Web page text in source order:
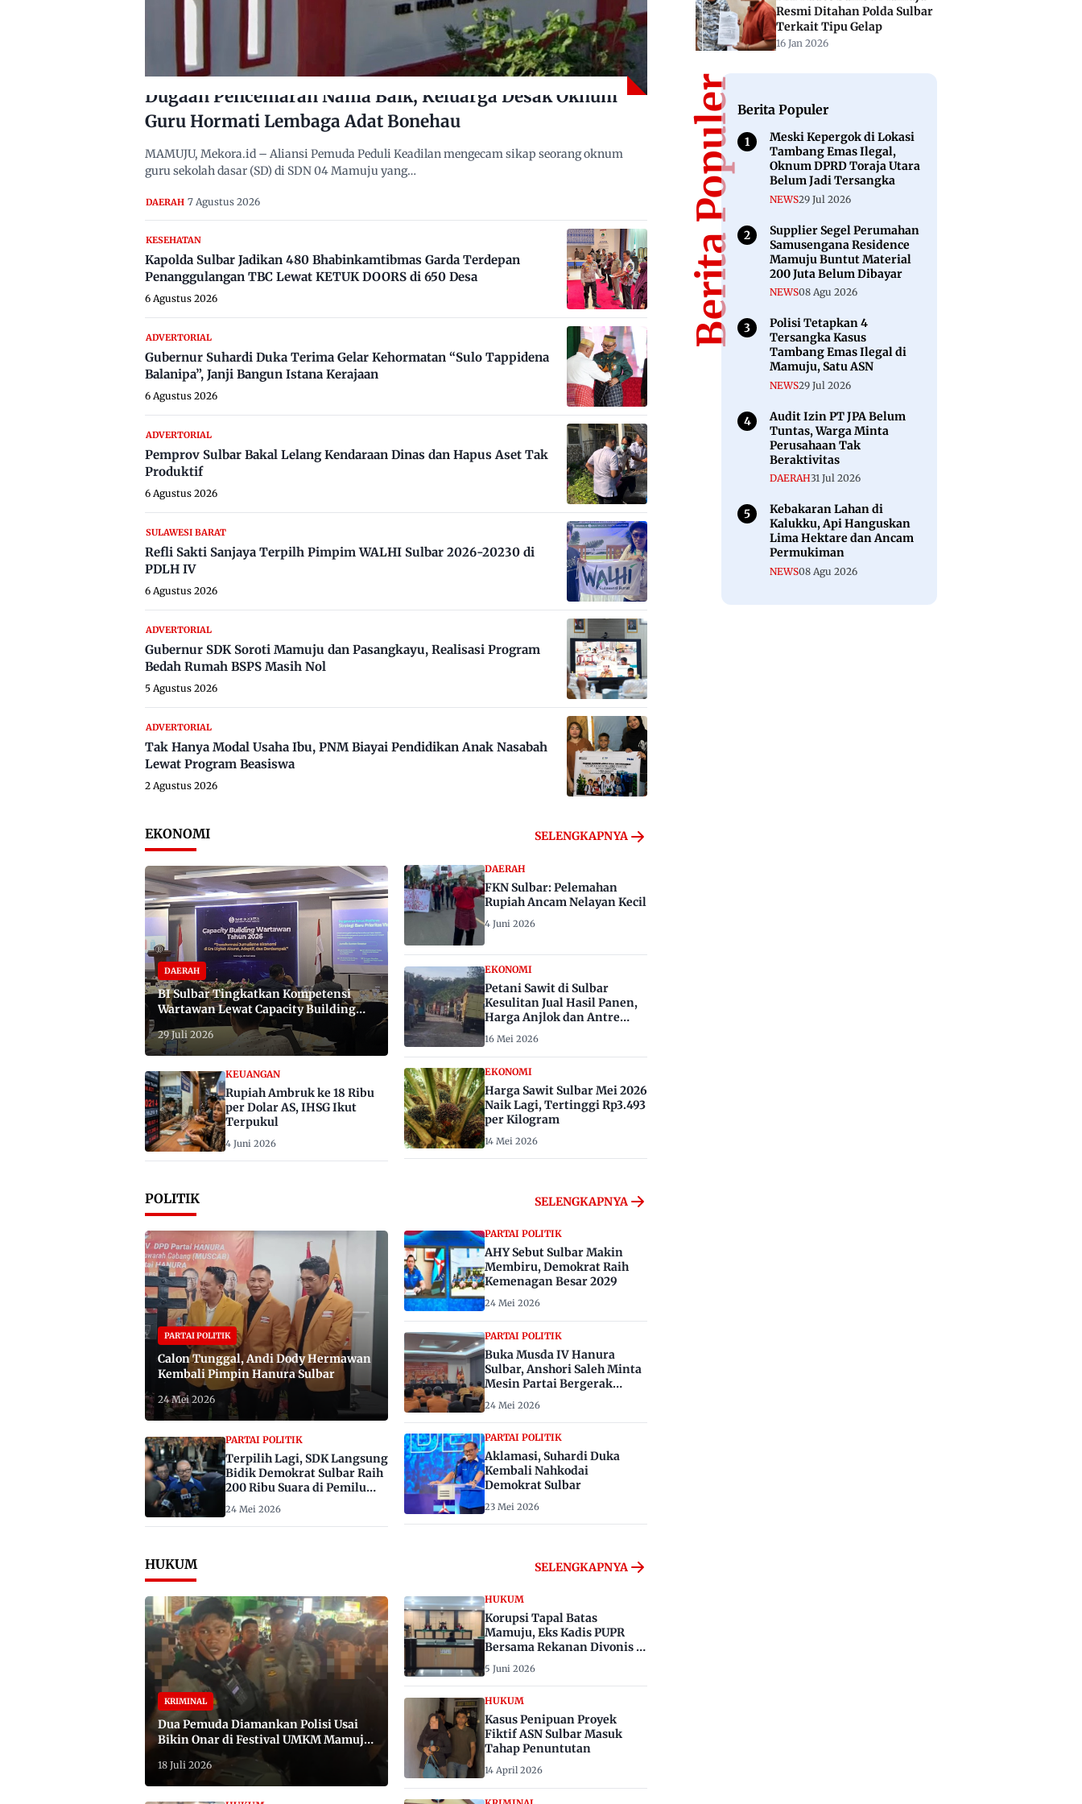
Dugaan Pencemaran Nama Baik, Keluarga Desak Oknum
Guru Hormati Lembaga Adat Bonehau
MAMUJU, Mekora.id – Aliansi Pemuda Peduli Keadilan mengecam sikap seorang oknum
guru sekolah dasar (SD) di SDN 04 Mamuju yang…
DAERAH 7 Agustus 2026
KESEHATAN
Kapolda Sulbar Jadikan 480 Bhabinkamtibmas Garda Terdepan
Penanggulangan TBC Lewat KETUK DOORS di 650 Desa
6 Agustus 2026
ADVERTORIAL
Gubernur Suhardi Duka Terima Gelar Kehormatan “Sulo Tappidena
Balanipa”, Janji Bangun Istana Kerajaan
6 Agustus 2026
ADVERTORIAL
Pemprov Sulbar Bakal Lelang Kendaraan Dinas dan Hapus Aset Tak
Produktif
6 Agustus 2026
SULAWESI BARAT
Refli Sakti Sanjaya Terpilh Pimpim WALHI Sulbar 2026-20230 di
PDLH IV
6 Agustus 2026
ADVERTORIAL
Gubernur SDK Soroti Mamuju dan Pasangkayu, Realisasi Program
Bedah Rumah BSPS Masih Nol
5 Agustus 2026
ADVERTORIAL
Tak Hanya Modal Usaha Ibu, PNM Biayai Pendidikan Anak Nasabah
Lewat Program Beasiswa
2 Agustus 2026
EKONOMI SELENGKAPNYA
DAERAH
BI Sulbar Tingkatkan Kompetensi
Wartawan Lewat Capacity Building
2026
29 Juli 2026
KEUANGAN
Rupiah Ambruk ke 18 Ribu
per Dolar AS, IHSG Ikut
Terpukul
4 Juni 2026
DAERAH
FKN Sulbar: Pelemahan
Rupiah Ancam Nelayan Kecil
4 Juni 2026
EKONOMI
Petani Sawit di Sulbar
Kesulitan Jual Hasil Panen,
Harga Anjlok dan Antre
Berhari-hari
16 Mei 2026
EKONOMI
Harga Sawit Sulbar Mei 2026
Naik Lagi, Tertinggi Rp3.493
per Kilogram
14 Mei 2026
POLITIK SELENGKAPNYA
PARTAI POLITIK
Calon Tunggal, Andi Dody Hermawan
Kembali Pimpin Hanura Sulbar
24 Mei 2026
PARTAI POLITIK
Terpilih Lagi, SDK Langsung
Bidik Demokrat Sulbar Raih
200 Ribu Suara di Pemilu
2029
24 Mei 2026
PARTAI POLITIK
AHY Sebut Sulbar Makin
Membiru, Demokrat Raih
Kemenagan Besar 2029
24 Mei 2026
PARTAI POLITIK
Buka Musda IV Hanura
Sulbar, Anshori Saleh Minta
Mesin Partai Bergerak
Menangkan Pemilu 2029
24 Mei 2026
PARTAI POLITIK
Aklamasi, Suhardi Duka
Kembali Nahkodai
Demokrat Sulbar
23 Mei 2026
HUKUM SELENGKAPNYA
KRIMINAL
Dua Pemuda Diamankan Polisi Usai
Bikin Onar di Festival UMKM Mamuju,
Satu Bawa Badik
18 Juli 2026
HUKUM
Korupsi Tapal Batas
Mamuju, Eks Kadis PUPR
Bersama Rekanan Divonis 6
dan 8 Tahun Penjara
5 Juni 2026
HUKUM
Kasus Penipuan Proyek
Fiktif ASN Sulbar Masuk
Tahap Penuntutan
14 April 2026
Resmi Ditahan Polda Sulbar
Terkait Tipu Gelap
16 Jan 2026
Berita PopulerBerita Populer
Meski Kepergok di Lokasi
Tambang Emas Ilegal,
Oknum DPRD Toraja Utara
Belum Jadi Tersangka
NEWS29 Jul 2026
Supplier Segel Perumahan
Samusengana Residence
Mamuju Buntut Material
200 Juta Belum Dibayar
NEWS08 Agu 2026
Polisi Tetapkan 4
Tersangka Kasus
Tambang Emas Ilegal di
Mamuju, Satu ASN
NEWS29 Jul 2026
Audit Izin PT JPA Belum
Tuntas, Warga Minta
Perusahaan Tak
Beraktivitas
DAERAH31 Jul 2026
Kebakaran Lahan di
Kalukku, Api Hanguskan
Lima Hektare dan Ancam
Permukiman
NEWS08 Agu 2026